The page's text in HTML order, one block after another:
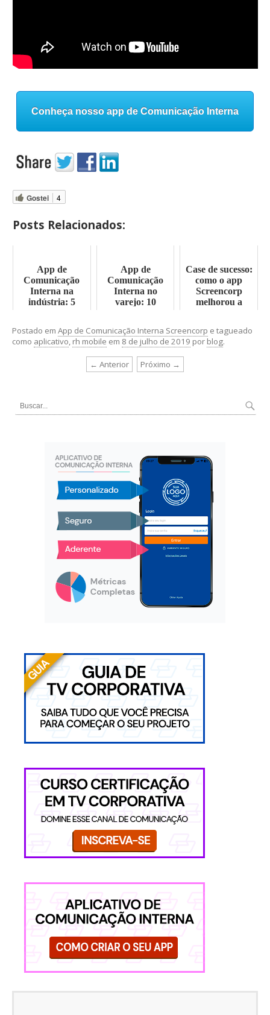
Conheça nosso app de Comunicação Interna
Gostei 4
Posts Relacionados:
App de
Comunicação
Interna na
indústria: 5
projeto
App de
Comunicação
Interna no
varejo: 10
Case de sucesso:
como o app
Screencorp
melhorou a
Bridon-Bekaert
(BBRG)
Postado em App de Comunicação Interna Screencorp e tagueado
como aplicativo, rh mobile em 8 de julho de 2019 por blog.
← Anterior Próximo →